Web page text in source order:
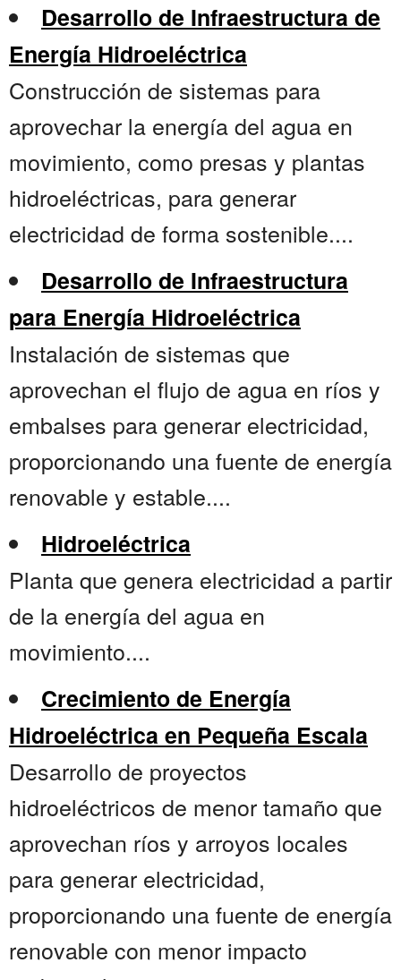
Desarrollo de Infraestructura de
Energía Hidroeléctrica
Construcción de sistemas para
aprovechar la energía del agua en
movimiento, como presas y plantas
hidroeléctricas, para generar
electricidad de forma sostenible....
Desarrollo de Infraestructura
para Energía Hidroeléctrica
Instalación de sistemas que
aprovechan el flujo de agua en ríos y
embalses para generar electricidad,
proporcionando una fuente de energía
renovable y estable....
Hidroeléctrica
Planta que genera electricidad a partir
de la energía del agua en
movimiento....
Crecimiento de Energía
Hidroeléctrica en Pequeña Escala
Desarrollo de proyectos
hidroeléctricos de menor tamaño que
aprovechan ríos y arroyos locales
para generar electricidad,
proporcionando una fuente de energía
renovable con menor impacto